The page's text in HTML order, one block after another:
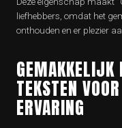
liefhebbers, omdat het
onthouden en er plezier
GEMAKKELIJK
TEKSTEN
ERVARING